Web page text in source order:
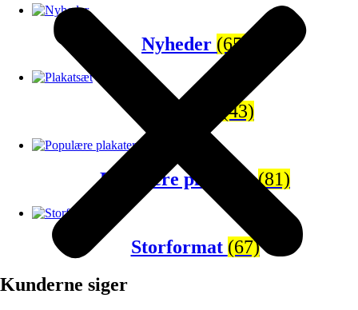
Nyheder (65)
(43)
Populære plakater(81)
Storformat (67)
Kunderne siger